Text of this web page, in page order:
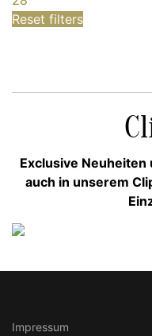
Reset filters
Exclusive
auch in unserem
Impressum